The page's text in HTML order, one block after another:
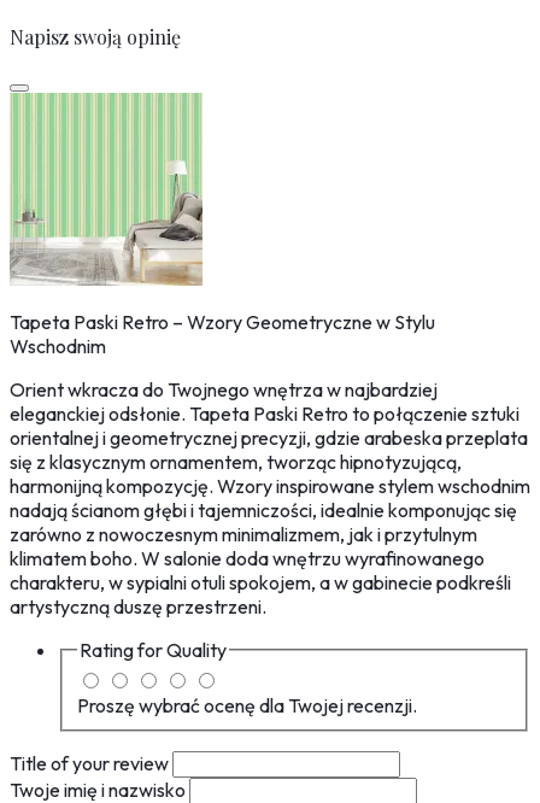
Napisz swoją opinię
Tapeta Paski Retro – Wzory Geometryczne w Stylu
Wschodnim
Orient wkracza do Twojnego wnętrza w najbardziej
eleganckiej odsłonie. Tapeta Paski Retro to połączenie sztuki
orientalnej i geometrycznej precyzji, gdzie arabeska przeplata
się z klasycznym ornamentem, tworząc hipnotyzującą,
harmonijną kompozycję. Wzory inspirowane stylem wschodnim
nadają ścianom głębi i tajemniczości, idealnie komponując się
zarówno z nowoczesnym minimalizmem, jak i przytulnym
klimatem boho. W salonie doda wnętrzu wyrafinowanego
charakteru, w sypialni otuli spokojem, a w gabinecie podkreśli
artystyczną duszę przestrzeni.
Rating forQuality
Proszę wybrać ocenę dla Twojej recenzji.
Title of your review
Twoje imię i nazwisko